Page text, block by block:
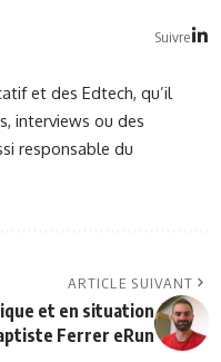
Suivre
et des Edtech, qu’il
interviews ou des
responsable du
ARTICLE SUIVANT
et en situation
Ferrer eRun